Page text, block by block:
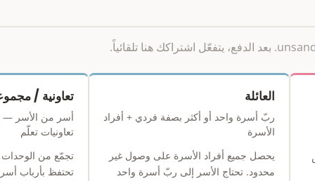
العائلة
ربّ أسرة واحد أو أكثر بصفة فردي + أفراد
الأسرة
يحصل جميع أفراد الأسرة على وصول غير
محدود. تحتاج الأسر إلى ربّ أسرة واحد
تعاونية /
أسر من الأسر —
تعاونيات تعلّم
تجمّع من
تحتفظ بأرباب